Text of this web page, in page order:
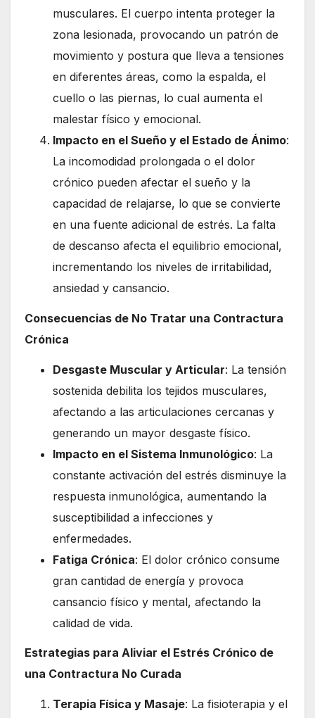
musculares. El cuerpo intenta proteger la
zona lesionada, provocando un patrón de
movimiento y postura que lleva a tensiones
en diferentes áreas, como la espalda, el
cuello o las piernas, lo cual aumenta el
malestar físico y emocional.
Impacto en el Sueño y el Estado de Ánimo:
La incomodidad prolongada o el dolor
crónico pueden afectar el sueño y la
capacidad de relajarse, lo que se convierte
en una fuente adicional de estrés. La falta
de descanso afecta el equilibrio emocional,
incrementando los niveles de irritabilidad,
ansiedad y cansancio.
Consecuencias de No Tratar una Contractura
Crónica
Desgaste Muscular y Articular: La tensión
sostenida debilita los tejidos musculares,
afectando a las articulaciones cercanas y
generando un mayor desgaste físico.
Impacto en el Sistema Inmunológico: La
constante activación del estrés disminuye la
respuesta inmunológica, aumentando la
susceptibilidad a infecciones y
enfermedades.
Fatiga Crónica: El dolor crónico consume
gran cantidad de energía y provoca
cansancio físico y mental, afectando la
calidad de vida.
Estrategias para Aliviar el Estrés Crónico de
una Contractura No Curada
Terapia Física y Masaje: La fisioterapia y el